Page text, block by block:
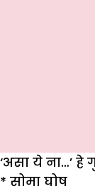
‘असा ये ना…’ हे
* सोमा घोष